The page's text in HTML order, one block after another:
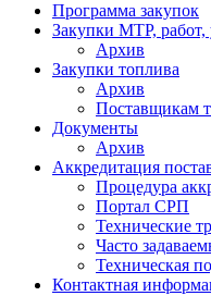
Программа закупок
Закупки МТР, работ,
Архив
Закупки топлива
Архив
Поставщикам
Документы
Архив
Аккредитация
Процедура
Портал СРП
Технические
Часто
Техническая
Контактная